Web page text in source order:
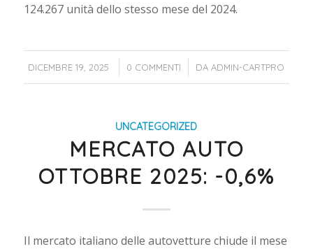
124.267 unità dello stesso mese del 2024.
DICEMBRE 19, 2025
/ 0 COMMENTI
/ DA ADMIN-CARTPRO
UNCATEGORIZED
MERCATO AUTO
OTTOBRE 2025: -0,6%
Il mercato italiano delle autovetture chiude il mese